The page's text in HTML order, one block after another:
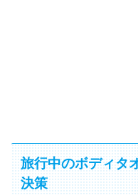
旅行中のボディタ
決策